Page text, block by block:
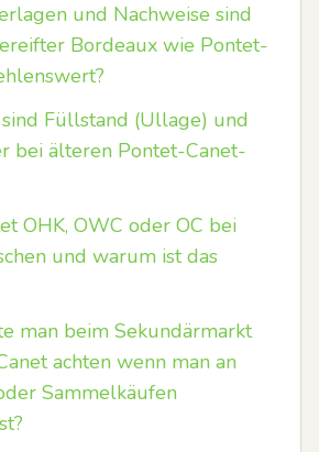
und Nachweise sind
Bordeaux wie Pontet-
Füllstand (Ullage) und
bei älteren Pontet-Canet-
OHK, OWC oder OC bei
und warum ist das
man beim Sekundärmarkt
achten wenn man an
Sammelkäufen